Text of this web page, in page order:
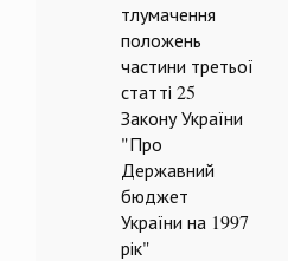
тлумачення
положень
частини третьої
статті 25
Закону України
"Про
Державний
бюджет
України на 1997
рік"